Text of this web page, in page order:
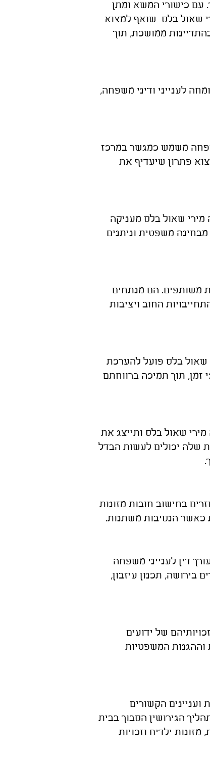
עם כישורי המשא ומתן
שאול בלס שואף למצוא
ממושכת, תוך
לענייני ודיני משפחה,
משמש כמגשר במרכז
פתרון שיעדיף את
מירי שאול בלס מעניקה
משפטית וניתנים
משותפים. הם מנתחים
החוב ויציבות
שאול בלס פועל להערכת
זמן, תוך תמיכה ברווחתם
שאול בלס ותייצג את
שלה יכולים לעשות הבדל
בחישוב חובות מזונות
כאשר הנסיבות משתנות.
דין לענייני משפחה
בירושה, תכנון עיזבון,
של ידועים
וההגנות המשפטיות
הקשורים
הגירושין הסבוך בבית
ילדים וזכויות